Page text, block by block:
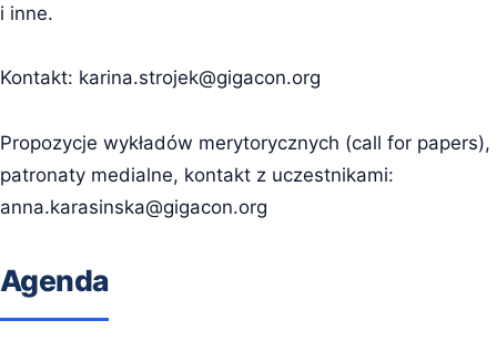
i inne.
Kontakt: karina.strojek@gigacon.org
Propozycje wykładów merytorycznych (call for papers),
patronaty medialne, kontakt z uczestnikami:
anna.karasinska@gigacon.org
Agenda